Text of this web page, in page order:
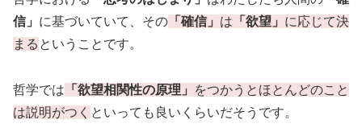
信」 に基づいていて、その 「確信」 は 「欲望」 に応じて決
まる ということです。
哲学では 「欲望相関性の原理」
をつかうとほとんどのこと
は説明がつく といっても良いくらいだそうです。